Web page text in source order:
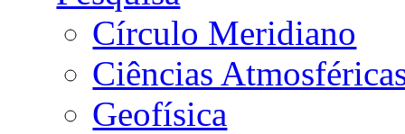
Círculo Meridiano
Ciências
Geofísica